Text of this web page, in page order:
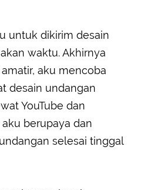
untuk dikirim desain
waktu. Akhirnya
aku mencoba
desain undangan
YouTube dan
berupaya dan
selesai tinggal